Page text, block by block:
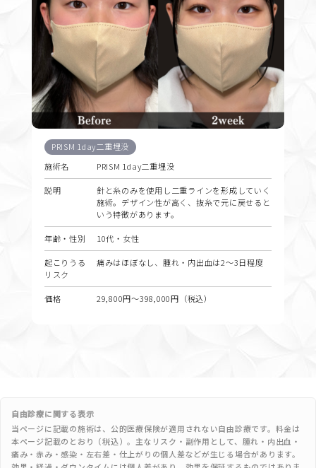
PRISM 1day二重埋没
施術名
PRISM 1day二重埋没
説明
針と糸のみを使用し二重ラインを形成していく
施術。デザイン性が高く、抜糸で元に戻せると
いう特徴があります。
年齢・性別 10代・女性
起こりうる
リスク
痛みはほぼなし、腫れ・内出血は2〜3日程度
価格 29,800円〜398,000円（税込）
自由診療に関する表示
当ページに記載の施術は、公的医療保険が適用されない自由診療です。料金は
本ページ記載のとおり（税込）。主なリスク・副作用として、腫れ・内出血・
痛み・赤み・感染・左右差・仕上がりの個人差などが生じる場合があります。